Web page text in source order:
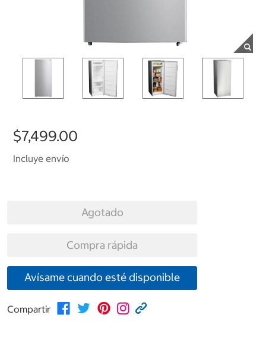
$7,499.00
Incluye envío
Agotado
Compra rápida
Avísame cuando esté disponible
Compartir